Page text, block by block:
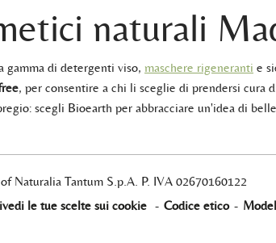
naturali
gamma di detergenti viso, maschere rigeneranti e
, per consentire a chi li sceglie di prendersi cura
scegli Bioearth per abbracciare un'idea di
Naturalia Tantum S.p.A. P. IVA 02670160122
le tue scelte sui cookie - Codice etico -